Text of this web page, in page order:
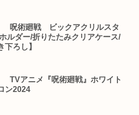
呪術廻戦 ビックアクリルスタ
ルダー/折りたたみクリアケース/
下ろし】
TVアニメ『呪術廻戦』ホワイト
ン2024